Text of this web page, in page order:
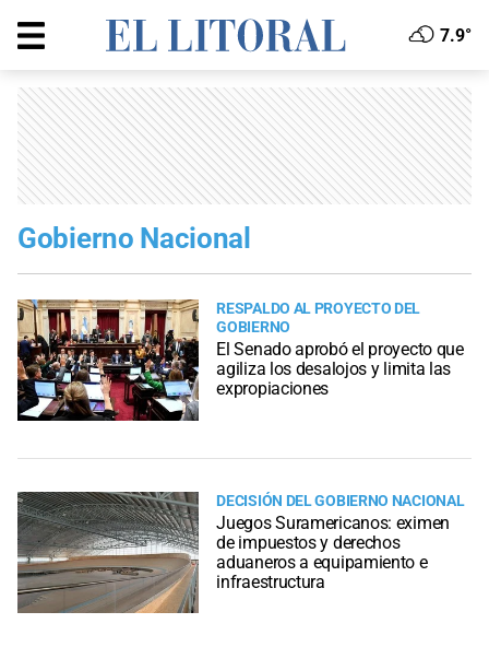
7.9°
Gobierno Nacional
RESPALDO AL PROYECTO DEL
GOBIERNO
El Senado aprobó el proyecto que
agiliza los desalojos y limita las
expropiaciones
DECISIÓN DEL GOBIERNO NACIONAL
Juegos Suramericanos: eximen
de impuestos y derechos
aduaneros a equipamiento e
infraestructura